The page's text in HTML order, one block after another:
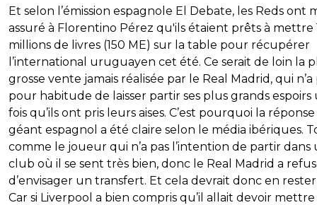
Et selon l’émission espagnole El Debate, les Reds ont
assuré à Florentino Pérez qu'ils étaient prêts à mettre
millions de livres (150 ME) sur la table pour récupérer
l’international uruguayen cet été. Ce serait de loin la
grosse vente jamais réalisée par le Real Madrid, qui n’a
pour habitude de laisser partir ses plus grands espoirs
fois qu’ils ont pris leurs aises. C’est pourquoi la
géant espagnol a été claire selon le média ibériques.
comme le joueur qui n’a pas l’intention de partir dans
club où il se sent très bien, donc le Real Madrid a
d’envisager un transfert. Et cela devrait donc en rester
Car si Liverpool a bien compris qu’il allait devoir mettre